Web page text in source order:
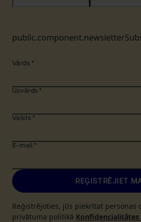
Vārds *
Uzvārds *
Valsts *
E-mail *
REĢISTRĒJIET
Reģistrējoties, jūs piekrītat personas
privātuma politikā